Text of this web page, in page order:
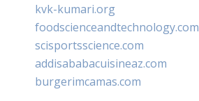
kvk-kumari.org
foodscienceandtechnology.com
scisportsscience.com
addisababacuisineaz.com
burgerimcamas.com